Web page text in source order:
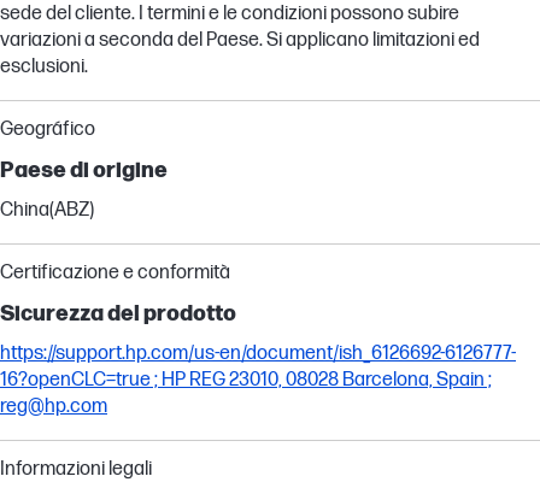
sede del cliente. I termini e le condizioni possono subire
variazioni a seconda del Paese. Si applicano limitazioni ed
esclusioni.
Geográfico
Paese di origine
China(ABZ)
Certificazione e conformità
Sicurezza del prodotto
https://support.hp.com/us-en/document/ish_6126692-6126777-
16?openCLC=true ; HP REG 23010, 08028 Barcelona, Spain ;
reg@hp.com
Informazioni legali